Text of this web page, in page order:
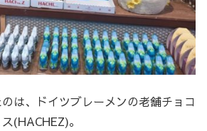
は、ドイツブレーメンの老舗チョコ
(HACHEZ)。